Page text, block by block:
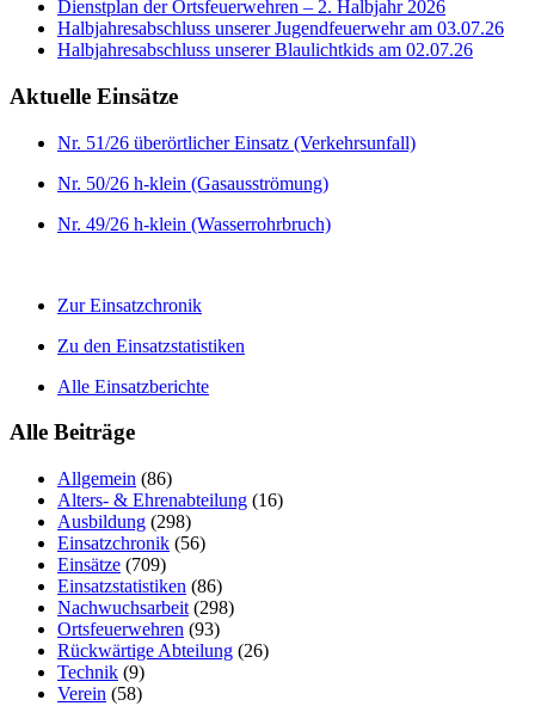
Dienstplan der Ortsfeuerwehren – 2. Halbjahr 2026
Halbjahresabschluss unserer Jugendfeuerwehr am 03.07.26
Halbjahresabschluss unserer Blaulichtkids am 02.07.26
Aktuelle Einsätze
Nr. 51/26 überörtlicher Einsatz (Verkehrsunfall)
Nr. 50/26 h-klein (Gasausströmung)
Nr. 49/26 h-klein (Wasserrohrbruch)
Zur Einsatzchronik
Zu den Einsatzstatistiken
Alle Einsatzberichte
Alle Beiträge
Allgemein (86)
Alters- & Ehrenabteilung (16)
Ausbildung (298)
Einsatzchronik (56)
Einsätze (709)
Einsatzstatistiken (86)
Nachwuchsarbeit (298)
Ortsfeuerwehren (93)
Rückwärtige Abteilung (26)
Technik (9)
Verein (58)